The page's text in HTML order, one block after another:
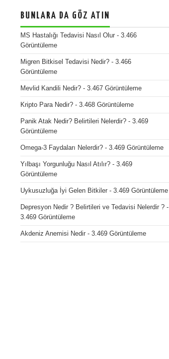
BUNLARA DA GÖZ ATIN
MS Hastalığı Tedavisi Nasıl Olur - 3.466
Görüntüleme
Migren Bitkisel Tedavisi Nedir? - 3.466
Görüntüleme
Mevlid Kandili Nedir? - 3.467 Görüntüleme
Kripto Para Nedir? - 3.468 Görüntüleme
Panik Atak Nedir? Belirtileri Nelerdir? - 3.469
Görüntüleme
Omega-3 Faydaları Nelerdir? - 3.469 Görüntüleme
Yılbaşı Yorgunluğu Nasıl Atılır? - 3.469
Görüntüleme
Uykusuzluğa İyi Gelen Bitkiler - 3.469 Görüntüleme
Depresyon Nedir ? Belirtileri ve Tedavisi Nelerdir ? -
3.469 Görüntüleme
Akdeniz Anemisi Nedir - 3.469 Görüntüleme